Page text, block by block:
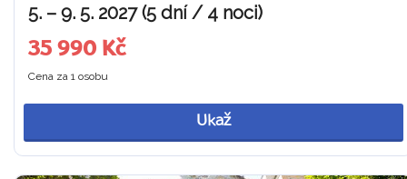
5. – 9. 5. 2027 (5 dní / 4 noci)
35 990 Kč
Cena za 1 osobu
Ukaž